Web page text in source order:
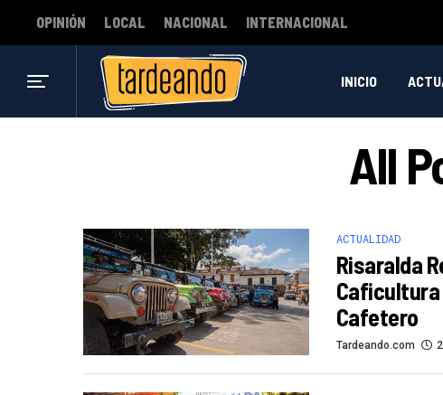
OPINIÓN LOCAL NACIONAL INTERNACIONAL
INICIO
All
ACTUALIDAD
Risaralda
Caficultura
Cafetero
Tardeando.com